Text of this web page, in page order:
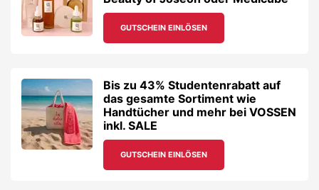
GUTSCHEIN EINLÖSEN
Bis zu 43% Studentenrabatt auf
das gesamte Sortiment wie
Handtücher und mehr bei VOSSEN
inkl. SALE
GUTSCHEIN EINLÖSEN